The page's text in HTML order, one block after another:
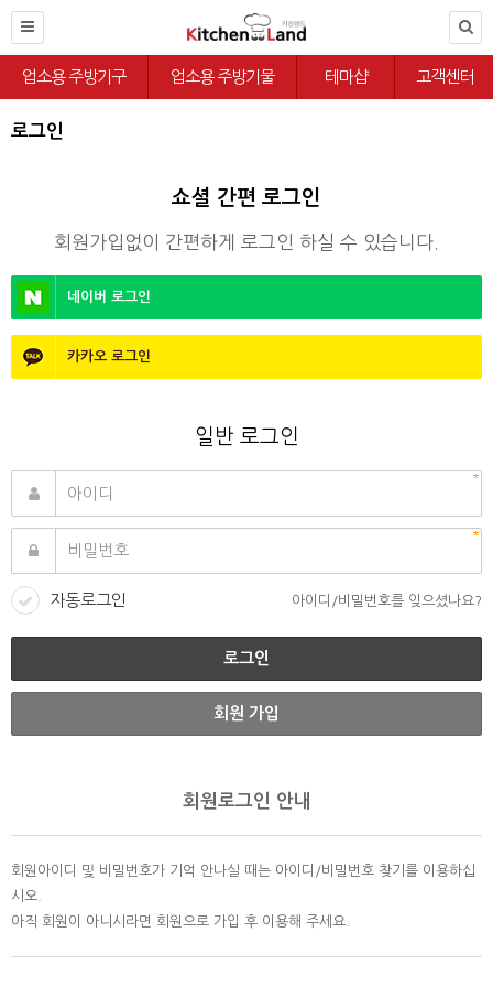
업소용 주방기구 업소용 주방기물 테마샵 고객센터
로그인
쇼셜 간편 로그인
회원가입없이 간편하게 로그인 하실 수 있습니다.
네이버 로그인
카카오 로그인
일반 로그인
자동로그인 아이디/비밀번호를 잊으셨나요?
회원 가입
회원로그인 안내
회원아이디 및 비밀번호가 기억 안나실 때는 아이디/비밀번호 찾기를 이용하십
시오.
아직 회원이 아니시라면 회원으로 가입 후 이용해 주세요.